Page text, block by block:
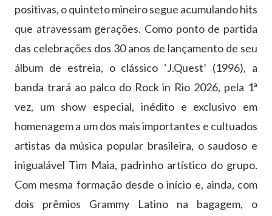
positivas, o quinteto mineiro segue acumulando hits
que atravessam gerações. Como ponto de partida
das celebrações dos 30 anos de lançamento de seu
álbum de estreia, o clássico ‘J.Quest’ (1996), a
banda trará ao palco do Rock in Rio 2026, pela 1ª
vez, um show especial, inédito e exclusivo em
homenagem a um dos mais importantes e cultuados
artistas da música popular brasileira, o saudoso e
inigualável Tim Maia, padrinho artístico do grupo.
Com mesma formação desde o início e, ainda, com
dois prêmios Grammy Latino na bagagem, o